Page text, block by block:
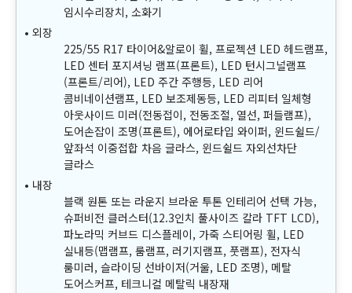
임시수리장치, 소화기
외장
225/55 R17 타이어&알로이 휠, 프로젝션 LED 헤드램프,
LED 센터 포지셔닝 램프(프론트), LED 턴시그널램프
(프론트/리어), LED 주간 주행등, LED 리어
콤비네이션램프, LED 보조제동등, LED 리피터 일체형
아웃사이드 미러(전동접이, 전동조절, 열선, 퍼들램프),
도어손잡이 조명(프론트), 에어로타입 와이퍼, 윈드쉴드/
앞좌석 이중접합 차음 글라스, 윈드쉴드 자외선차단
글라스
내장
블랙 원톤 또는 라운지 브라운 투톤 인테리어 선택 가능,
슈퍼비전 클러스터(12.3인치 풀사이즈 칼라 TFT LCD),
파노라믹 커브드 디스플레이, 가죽 스티어링 휠, LED
실내등(맵램프, 룸램프, 러기지램프, 풋램프), 전자식
룸미러, 슬라이딩 선바이저(거울, LED 조명), 메탈
도어스커프, 테크니컬 메탈릭 내장재